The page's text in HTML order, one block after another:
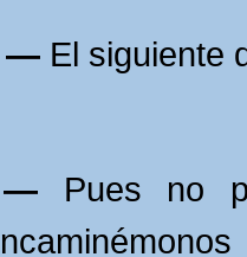
— El
— Pues no